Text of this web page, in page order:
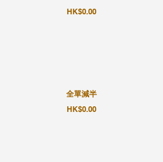
HK$0.00
全單減半
HK$0.00